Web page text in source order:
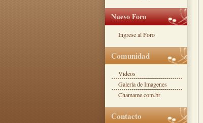
Nuevo Foro
Ingrese al Foro
Comunidad
Videos
Galería de Imagenes
Chamame.com.br
Contacto